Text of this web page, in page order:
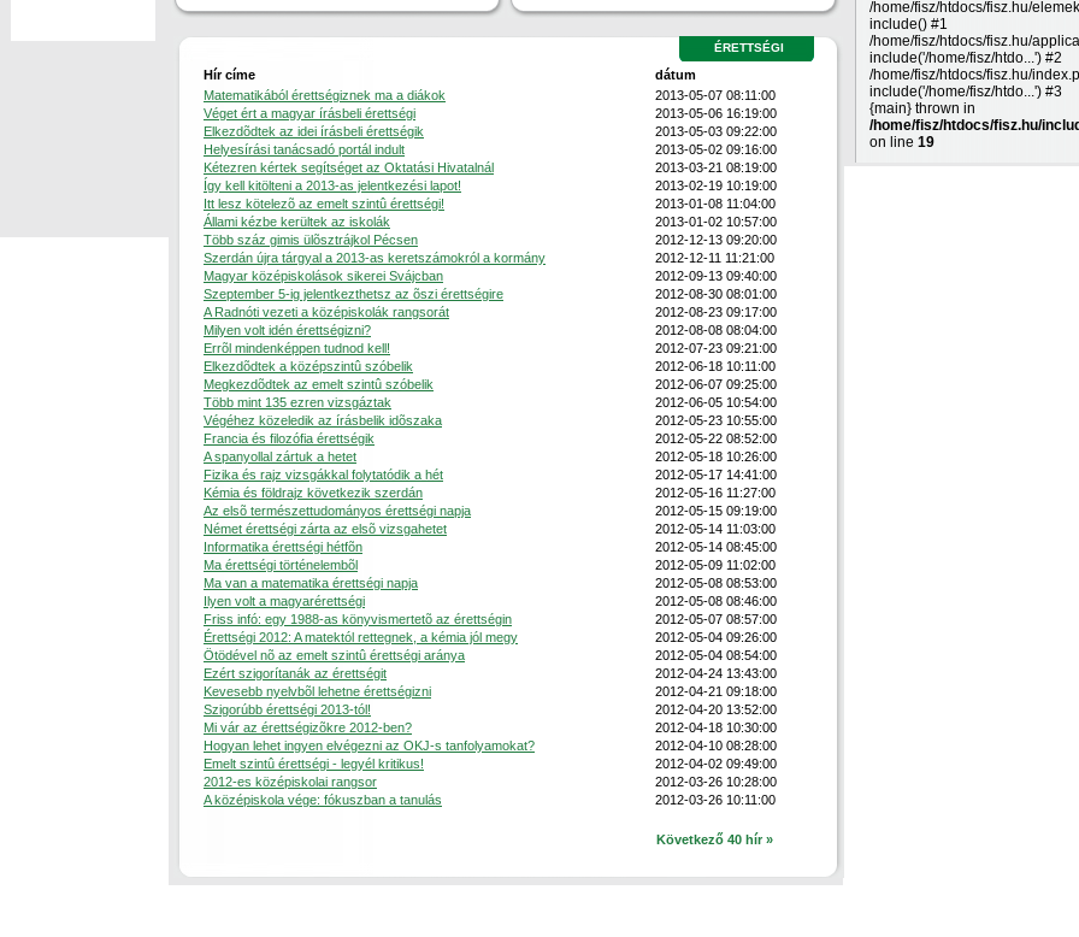
ÉRETTSÉGI
Hír címe
dátum
Matematikából érettségiznek ma a diákok
2013-05-07 08:11:00
Véget ért a magyar írásbeli érettségi
2013-05-06 16:19:00
Elkezdõdtek az idei írásbeli érettségik
2013-05-03 09:22:00
Helyesírási tanácsadó portál indult
2013-05-02 09:16:00
Kétezren kértek segítséget az Oktatási Hivatalnál
2013-03-21 08:19:00
Így kell kitölteni a 2013-as jelentkezési lapot!
2013-02-19 10:19:00
Itt lesz kötelezõ az emelt szintû érettségi!
2013-01-08 11:04:00
Állami kézbe kerültek az iskolák
2013-01-02 10:57:00
Több száz gimis ülõsztrájkol Pécsen
2012-12-13 09:20:00
Szerdán újra tárgyal a 2013-as keretszámokról a kormány
2012-12-11 11:21:00
Magyar középiskolások sikerei Svájcban
2012-09-13 09:40:00
Szeptember 5-ig jelentkezthetsz az õszi érettségire
2012-08-30 08:01:00
A Radnóti vezeti a középiskolák rangsorát
2012-08-23 09:17:00
Milyen volt idén érettségizni?
2012-08-08 08:04:00
Errõl mindenképpen tudnod kell!
2012-07-23 09:21:00
Elkezdõdtek a középszintû szóbelik
2012-06-18 10:11:00
Megkezdõdtek az emelt szintû szóbelik
2012-06-07 09:25:00
Több mint 135 ezren vizsgáztak
2012-06-05 10:54:00
Végéhez közeledik az írásbelik idõszaka
2012-05-23 10:55:00
Francia és filozófia érettségik
2012-05-22 08:52:00
A spanyollal zártuk a hetet
2012-05-18 10:26:00
Fizika és rajz vizsgákkal folytatódik a hét
2012-05-17 14:41:00
Kémia és földrajz következik szerdán
2012-05-16 11:27:00
Az elsõ természettudományos érettségi napja
2012-05-15 09:19:00
Német érettségi zárta az elsõ vizsgahetet
2012-05-14 11:03:00
Informatika érettségi hétfõn
2012-05-14 08:45:00
Ma érettségi történelembõl
2012-05-09 11:02:00
Ma van a matematika érettségi napja
2012-05-08 08:53:00
Ilyen volt a magyarérettségi
2012-05-08 08:46:00
Friss infó: egy 1988-as könyvismertetõ az érettségin
2012-05-07 08:57:00
Érettségi 2012: A matektól rettegnek, a kémia jól megy
2012-05-04 09:26:00
Ötödével nõ az emelt szintû érettségi aránya
2012-05-04 08:54:00
Ezért szigorítanák az érettségit
2012-04-24 13:43:00
Kevesebb nyelvbõl lehetne érettségizni
2012-04-21 09:18:00
Szigorúbb érettségi 2013-tól!
2012-04-20 13:52:00
Mi vár az érettségizõkre 2012-ben?
2012-04-18 10:30:00
Hogyan lehet ingyen elvégezni az OKJ-s tanfolyamokat?
2012-04-10 08:28:00
Emelt szintû érettségi - legyél kritikus!
2012-04-02 09:49:00
2012-es középiskolai rangsor
2012-03-26 10:28:00
A középiskola vége: fókuszban a tanulás
2012-03-26 10:11:00
Következő 40 hír »
/home/fisz/htdocs/fisz.hu/
include() #1
/home/fisz/htdocs/fisz.hu/
include('/home/fisz/htdo...') #2
/home/fisz/htdocs/fisz.hu/
include('/home/fisz/htdo...') #3
{main} thrown in
/home/fisz/htdocs/fisz.hu/
on line 19